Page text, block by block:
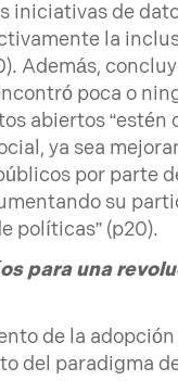
iniciativas de
la
Además,
poca o
abiertos “estén
ya sea
por parte
su
políticas” (p20).
para una
de la adopción
del paradigma